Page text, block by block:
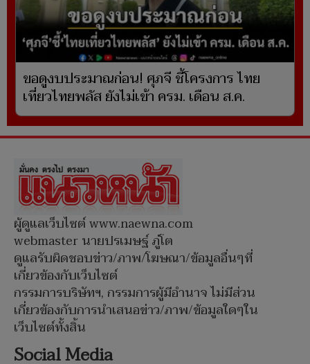
ขอดูงบประมาณก่อน! ศุภจี ชี้โครงการ ไทย
เที่ยวไทยพลัส ยังไม่เข้า ครม. เดือน ส.ค.
ผู้ดูแลเว็บไซต์ www.naewna.com
webmaster นายปรเมษฐ์ ภู่โต
ดูแลรับผิดชอบข่าว/ภาพ/โฆษณา/ข้อมูลอื่นๆที่
เกี่ยวข้องกับเว็บไซต์
กรรมการบริษัทฯ, กรรมการผู้มีอำนาจ ไม่มีส่วน
เกี่ยวข้องกับการนำเสนอข่าว/ภาพ/ข้อมูลใดๆใน
เว็บไซต์ทั้งสิ้น
Social Media